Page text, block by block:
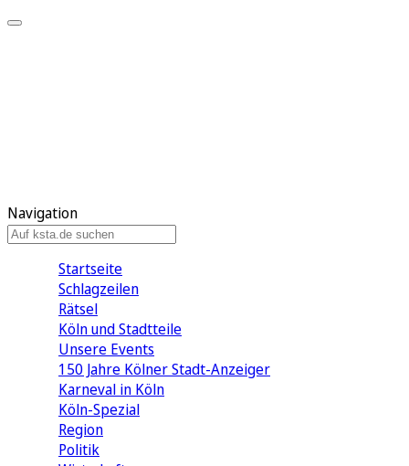
Navigation
Startseite
Schlagzeilen
Rätsel
Köln und Stadtteile
Unsere Events
150 Jahre Kölner Stadt-Anzeiger
Karneval in Köln
Köln-Spezial
Region
Politik